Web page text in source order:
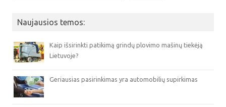
Naujausios temos:
Kaip išsirinkti patikimą grindų plovimo mašinų tiekėją
Lietuvoje?
Geriausias pasirinkimas yra automobilių supirkimas